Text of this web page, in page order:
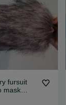
fursuit
mask